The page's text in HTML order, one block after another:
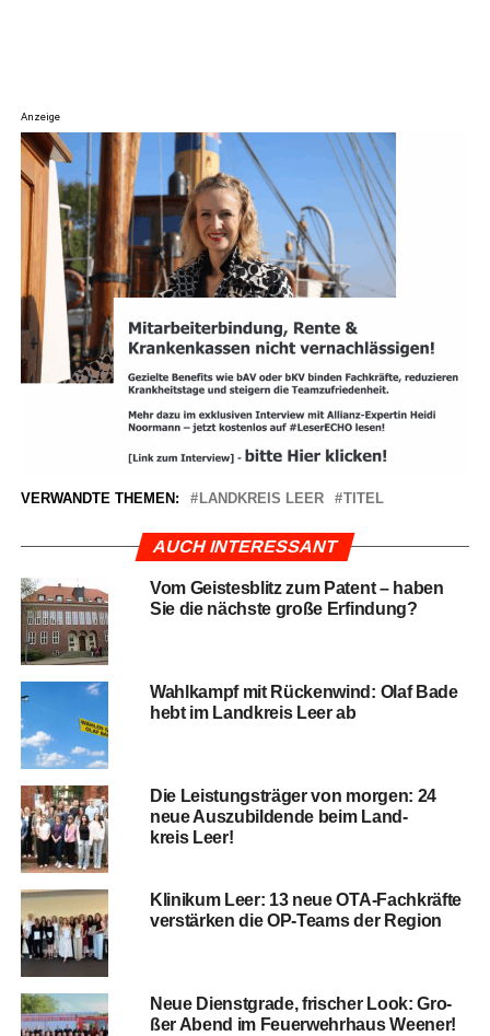
Anzeige
VERWANDTE THEMEN: LANDKREIS LEER TITEL
AUCH INTERESSANT
Vom Geis­tes­blitz zum Patent – haben
Sie die nächs­te gro­ße Erfindung?
Wahl­kampf mit Rücken­wind: Olaf Bade
hebt im Land­kreis Leer ab
Die Leis­tungs­trä­ger von mor­gen: 24
neue Aus­zu­bil­den­de beim Land­
kreis Leer!
Kli­ni­kum Leer: 13 neue OTA-Fach­kräf­te
ver­stär­ken die OP-Teams der Region
Neue Dienst­gra­de, fri­scher Look: Gro­
ßer Abend im Feu­er­wehr­haus Weener!